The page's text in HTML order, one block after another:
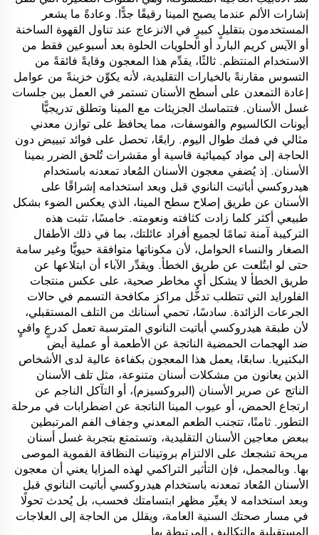
إشارات الألم عندما يصبح المينا رقيقًا جدًّا. وعادةً ما يشعر
المستخدمون بتقليلٍ كبيرٍ في الانزعاج عند تناول القهوة الساخنة
أو الآيس كريم البارد أو الحلويات الحلوة بعد أسبوعين فقط من
الاستخدام المنتظم. ثالثًا، يقدِّم هذا المعجون وقايةً فائقةً من
التسوس مقارنةً بالخيارات التقليدية، لأنه يكوِّن خزينةً من عوامل
إعادة التمعدن على أسطح الأسنان تستمر في العمل بين جلسات
غسل الأسنان. فتتماسك الجزيئات مع المينا وتطلق تدريجيًّا
أيونات الكالسيوم والفوسفات، مما يحافظ على توازن معدني
مثالي في فمك طوال اليوم. رابعًا، تحصل على فوائد تبييض دون
الحاجة إلى مواد كيميائية قاسية أو مقشرات تُلحق الضرر بمينا
الأسنان. إذ يُضفي معجون الأسنان المُعاد تمعدنه باستخدام
هيدروكسي أباتيت النانوي قبل وبعد استخدامه إشراقًا على
الأسنان عن طريق إصلاح سطح المينا، الذي يعكس الضوء بشكل
طبيعي أكثر كلما زادت كثافته ونعومته. خامسًا، تثبت هذه
التركيبة آمنة تمامًا لجميع أفراد عائلتك، بما في ذلك الأطفال
الصغار والنساء الحوامل، لأن مكوناتها متوافقة حيويًّا وغير سامة
حتى لو ابتُلعت عن طريق الخطأ. ويقدِّر الآباء أن ابتلاعها عن
طريق الخطأ لا يشكل أي مخاطر صحية، على عكس منتجات
الفلورايد التي تتطلب تدخُّل مراكز مكافحة التسمم في حالات
الجرعات الزائدة. سادسًا، تحمي أسنانك من التلف المستقبلي،
لأن طبقة هيدروكسي أباتيت النانوي المترسبة تعمل كدرعٍ واقيٍ
ضد الهجمات الحمضية الناتجة عن الأطعمة أو عملية أيض
البكتيريا. سابعًا، يعمل هذا المعجون بكفاءة عالية لدى الأشخاص
الذين يعانون من مشكلات أسنان متنوعة، مثل تلف الأسنان
الناتج عن صرير الأسنان (البروكسيزم)، أو التآكل الناجم عن
ارتجاع الحمض، أو عيوب المينا الناتجة عن اضطرابات في مرحلة
التطور. ثامنًا، تتجنب الطعم المعدني وجفاف الفم المرتبطين
ببعض معاجين الأسنان التقليدية، وتستمتع بتجربة غسل أسنان
مريحة تشجعك على الالتزام بروتينات النظافة الفموية الموصى
بها. وبالمجمل، فإن التأثير التراكمي لهذه المزايا يعني أن معجون
الأسنان المُعاد تمعدنه باستخدام هيدروكسي أباتيت النانوي قبل
وبعد استخدامه لا يغيِّر مظهر ابتسامتك فحسب، بل يُحدث تحولًا
في مسار صحتك السنية العامة، ويقلل من الحاجة إلى العلاجات